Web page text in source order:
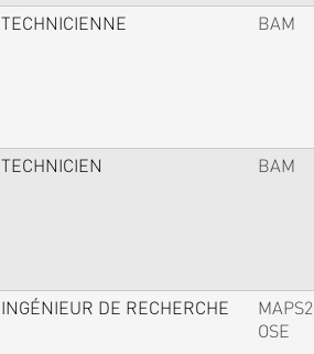
TECHNICIENNE BAM
TECHNICIEN BAM
INGÉNIEUR DE RECHERCHE
MAPS2
OSE